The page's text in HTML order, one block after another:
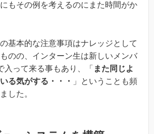
もその例を考えるのにまた時間がか
基本的な注意事項はナレッジとして
のの、インターン生は新しいメンバ
入って来る事もあり、「 また同じよ
る気がする・・・
」ということも頻
した。